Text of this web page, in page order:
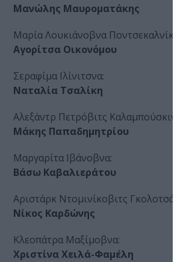
Μανώλης Μαυροματάκης
Μαρία Λουκιάνοβνα Ποντσεκαλνίκοβα:
Αγορίτσα Οικονόμου
Σεραφίμα Ιλίνιτσνα:
Ναταλία Τσαλίκη
Αλεξάντρ Πετρόβιτς Καλαμπούσκιν:
Μάκης Παπαδημητρίου
Μαργαρίτα Ιβάνοβνα:
Βάσω Καβαλιεράτου
Αριστάρκ Ντομινίκοβιτς Γκολοτσάποφ:
Νίκος Καρδώνης
Κλεοπάτρα Μαξίμοβνα:
Χριστίνα Χειλά-Φαμέλη